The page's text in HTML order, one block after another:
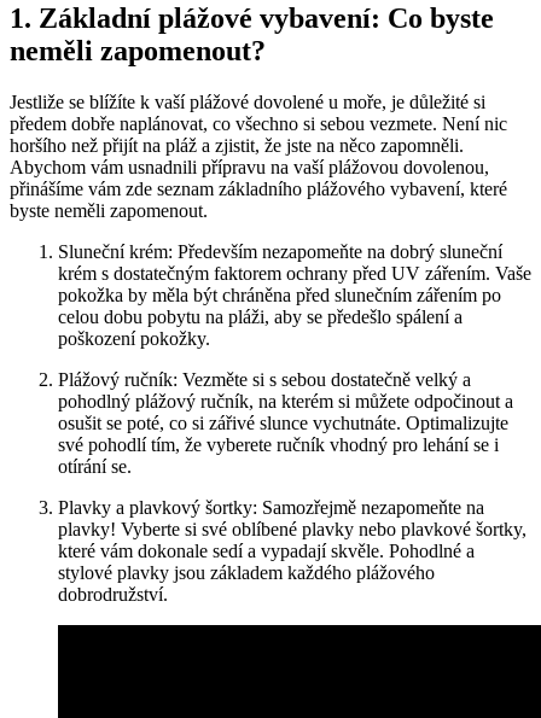
1. Základní plážové vybavení:⁤ Co⁣ byste⁢
neměli zapomenout?
Jestliže ‍se ⁤blížíte​ k vaší plážové dovolené u moře, je důležité ‌si
předem dobře naplánovat, co⁢ všechno si sebou⁣ vezmete.‌ Není nic
horšího než přijít⁤ na pláž a zjistit, že⁢ jste na něco ​zapomněli.
Abychom vám usnadnili ⁤přípravu ‍na vaší plážovou dovolenou,
přinášíme vám zde seznam základního plážového vybavení, které
byste neměli zapomenout.
Sluneční ​krém: Především nezapomeňte na dobrý⁤ sluneční
krém⁤ s dostatečným faktorem ochrany před UV zářením. ⁣Vaše
pokožka by měla ‌být chráněna před slunečním zářením po
celou dobu pobytu na pláži, aby ‌se předešlo spálení a
poškození ​pokožky.
Plážový ručník: Vezměte⁣ si s sebou dostatečně ​velký a
pohodlný plážový ⁣ručník, na⁢ kterém si můžete odpočinout a
osušit se poté,‍ co si zářivé slunce‍ vychutnáte. Optimalizujte
své⁢ pohodlí tím, že vyberete ručník⁤ vhodný pro lehání se i
otírání se.
Plavky ‌a plavkový šortky: Samozřejmě nezapomeňte na⁤
plavky! Vyberte si své oblíbené⁣ plavky nebo plavkové šortky,
které⁣ vám dokonale sedí a vypadají‍ skvěle. ‍Pohodlné a
stylové plavky jsou​ základem každého plážového
dobrodružství.